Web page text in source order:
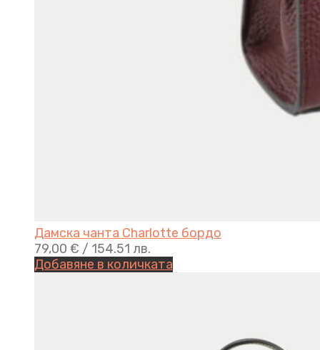
Дамска чанта Charlotte бордо
79,00 € / 154.51 лв.
Добавяне в количката